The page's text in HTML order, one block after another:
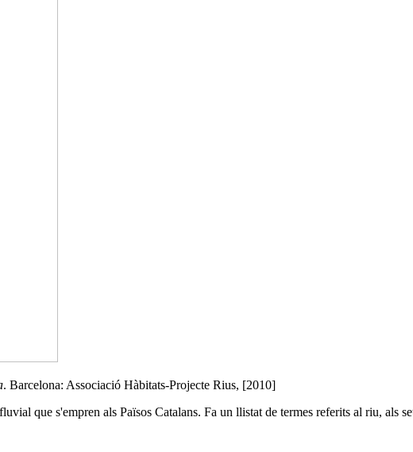
. Barcelona: Associació Hàbitats-Projecte Rius, [2010]
que s'empren als Països Catalans. Fa un llistat de termes referits al riu, als